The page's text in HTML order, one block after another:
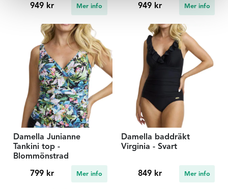
949 kr Mer info 949 kr Mer info
Damella Junianne
Tankini top -
Blommönstrad
799 kr Mer info
Damella baddräkt
Virginia - Svart
849 kr Mer info